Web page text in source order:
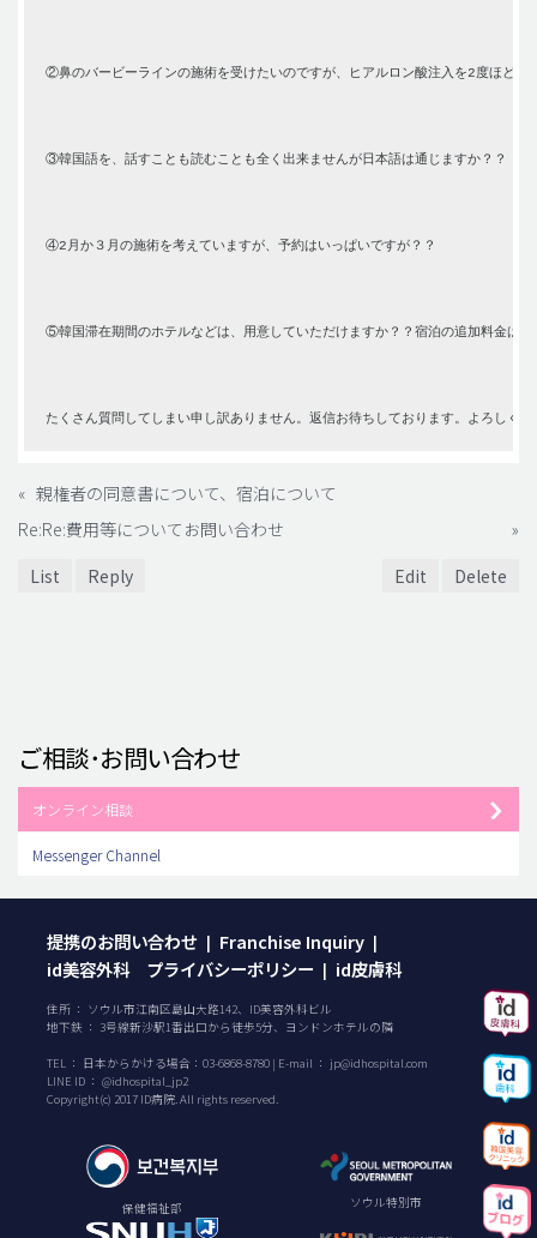
②鼻のバービーラインの施術を受けたいのですが、ヒアルロン酸注入を2度ほど
③韓国語を、話すことも読むことも全く出来ませんが日本語は通じますか？？
④2月か３月の施術を考えていますが、予約はいっぱいですが？？
⑤韓国滞在期間のホテルなどは、用意していただけますか？？宿泊の追加料金は
たくさん質問してしまい申し訳ありません。返信お待ちしております。よろしく
« 親権者の同意書について、宿泊について
Re:Re:費用等についてお問い合わせ
»
List
Reply Edit Delete
ご相談･お問い合わせ
オンライン相談
Messenger Channel
提携のお問い合わせ | Franchise Inquiry |
id美容外科 プライバシーポリシー | id皮膚科
住所 ： ソウル市江南区島山大路142、ID美容外科ビル
地下鉄 ： 3号線新沙駅1番出口から徒歩5分、ヨンドンホテルの隣
TEL ： 日本からかける場合： 03-6868-8780 | E-mail ： jp@idhospital.com
LINE ID ： @idhospital_jp2
Copyright(c) 2017 ID病院. All rights reserved.
保健福祉部 ソウル特別市